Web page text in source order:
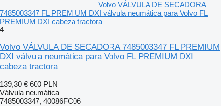
Volvo VÁLVULA DE SECADORA
7485003347 FL PREMIUM DXI válvula neumática para Volvo FL
PREMIUM DXI cabeza tractora
4
Volvo VÁLVULA DE SECADORA 7485003347 FL PREMIUM
DXI válvula neumática para Volvo FL PREMIUM DXI
cabeza tractora
139,30 € 600 PLN
Válvula neumática
7485003347, 40086FC06